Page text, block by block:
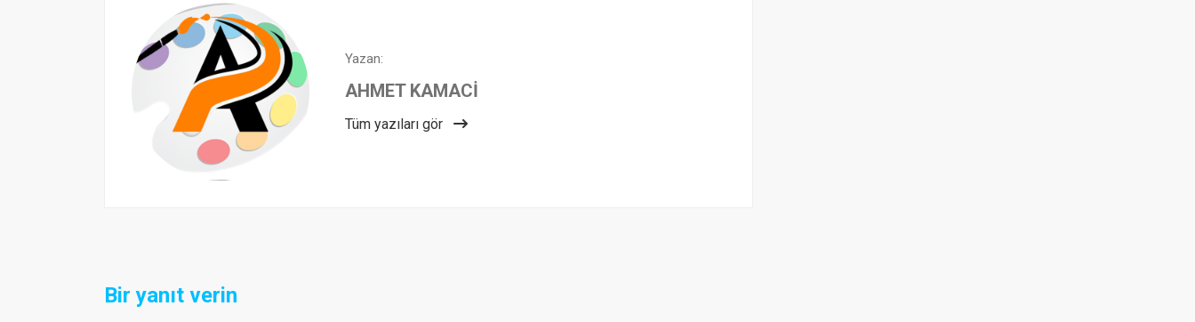
Yazan:
AHMET KAMACİ
Tüm yazıları gör
Bir yanıt verin